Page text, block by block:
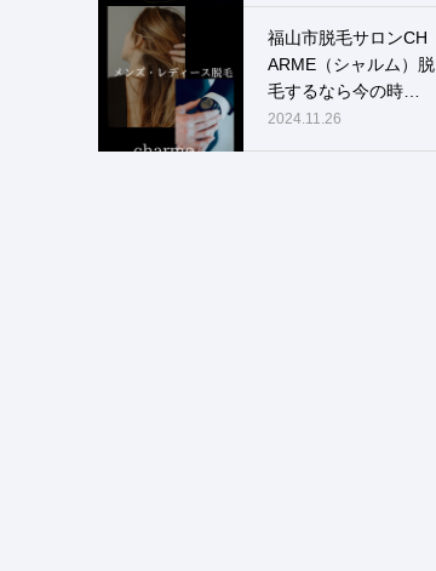
福山市脱毛サロンCH
ARME（シャルム）脱
毛するなら今の時
期！！
2024.11.26